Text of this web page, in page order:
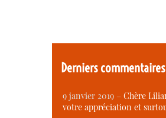
Derniers commentaires
9 janvier 2019 – Chère
votre appréciation et